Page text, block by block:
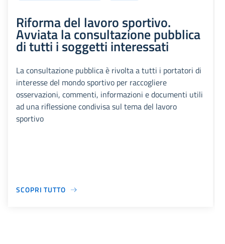
Riforma del lavoro sportivo.
Avviata la consultazione pubblica
di tutti i soggetti interessati
La consultazione pubblica è rivolta a tutti i portatori di
interesse del mondo sportivo per raccogliere
osservazioni, commenti, informazioni e documenti utili
ad una riflessione condivisa sul tema del lavoro
sportivo
SCOPRI TUTTO